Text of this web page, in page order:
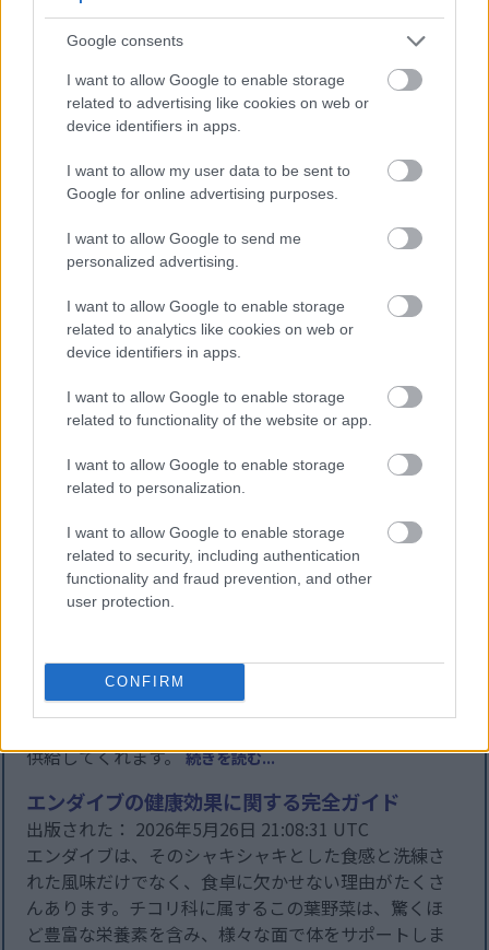
Google consents
I want to allow Google to enable storage
related to advertising like cookies on web or
device identifiers in apps.
I want to allow my user data to be sent to
Google for online advertising purposes.
I want to allow Google to send me
personalized advertising.
I want to allow Google to enable storage
related to analytics like cookies on web or
device identifiers in apps.
I want to allow Google to enable storage
related to functionality of the website or app.
I want to allow Google to enable storage
related to personalization.
I want to allow Google to enable storage
related to security, including authentication
functionality and fraud prevention, and other
user protection.
CONFIRM
物が健康に良い理由を知りたいと思っています。続きを
読む...
マスタードの健康効果に関する完全ガイド
出版された： 2026年7月13日 18:28:16 UTC
マスタードは、サンドイッチに添えるピリッとした調
味料というだけではありません。この古代の植物は、
その驚くべき健康効果から何千年もの間重宝されてき
ら、スパイス棚にある小さな種子まで、マスタードに
は多くの人が気づかないような驚くべき効能が数多く
備わっているのです。続きを読む...
ミントの健康効果に関する総合ガイド
ミントは何千年もの間、大切にされてきました。古代
文明では、この強力なハーブが治療に用いられていま
した。現代科学は、伝統的な治療家たちが常に知って
いたことを裏付けています。この芳香植物は、あなた
の健康習慣を一変させるほどの驚くべき健康効果をも
たらします。続きを読む...
レタスの健康効果に関する完全ガイド
出版された： 2026年5月26日 21:13:58 UTC
は、多くの人が見落としがちな驚くべき健康効果があ
ります。減量をサポートしたり、睡眠の質を高めたり
供給してくれます。続きを読む...
エンダイブの健康効果に関する完全ガイド
出版された： 2026年5月26日 21:08:31 UTC
エンダイブは、そのシャキシャキとした食感と洗練さ
れた風味だけでなく、食卓に欠かせない理由がたくさ
んあります。チコリ科に属するこの葉野菜は、驚くほ
ど豊富な栄養素を含み、様々な面で体をサポートしま